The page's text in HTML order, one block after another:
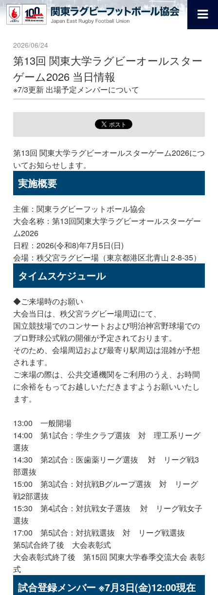
2026/06/24
第13回 関東大学ラグビーオールスター
ゲーム2026 当日情報
※7/3更新 出場予定メンバーについて
第13回 関東大学ラグビーオールスターゲーム2026につ
いてお知らせします。
実施概要
主催：関東ラグビーフットボール協会
大会名称：第13回関東大学ラグビーオールスターゲー
ム2026
日程：2026(令和8)年7月5日(日)
会場：秩父宮ラグビー場（東京都港区北青山 2-8-35）
タイムスケジュール
◆ご来場時のお願い
大会当日は、秩父宮ラグビー場周辺にて、
国立競技場でのコンサートおよび明治神宮野球場での
プロ野球公式戦の開催が予定されております。
そのため、会場周辺および最寄り駅周辺は混雑が予想
されます。
ご来場の際は、公共交通機関をご利用のうえ、お時間
に余裕をもってお越しいただきますようお願いいたし
ます。
13:00 一般開場
14:00 第1試合：学生クラブ選抜 対 理工系リーグ
選抜
14:30 第2試合：医歯薬リーグ選抜 対 リーグ戦3
部選抜
15:00 第3試合：対抗戦Bグループ選抜 対 リーグ
戦2部選抜
15:30 第4試合：対抗戦女子選抜 対 リーグ戦女子
選抜
17:00 第5試合：対抗戦選抜 対 リーグ戦選抜
第5試合終了後 大会表彰式
大会表彰式終了後 第15回 関東大学春季交流大会 表彰
式
試合登録メンバー ※7月3日(金)12:00現在